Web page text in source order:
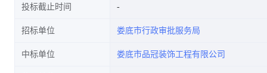
投标截止时间
招标单位 娄底市行政审批服务局
中标单位 娄底市品冠装饰工程有限公司